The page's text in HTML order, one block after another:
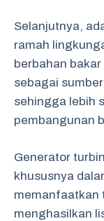
Selanjutnya,
ramah
berbahan
sebagai
sehingga lebih
pembangunan
Generator
khususnya
memanfaatkan
menghasilkan